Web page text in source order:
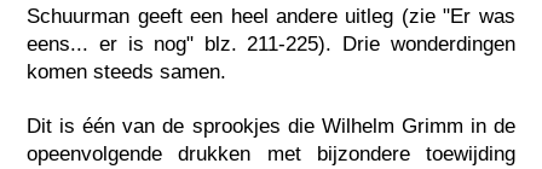
Schuurman geeft een heel andere uitleg (zie "Er was
eens... er is nog" blz. 211-225). Drie wonderdingen
komen steeds samen.
Dit is één van de sprookjes die Wilhelm Grimm in de
opeenvolgende drukken met bijzondere toewijding